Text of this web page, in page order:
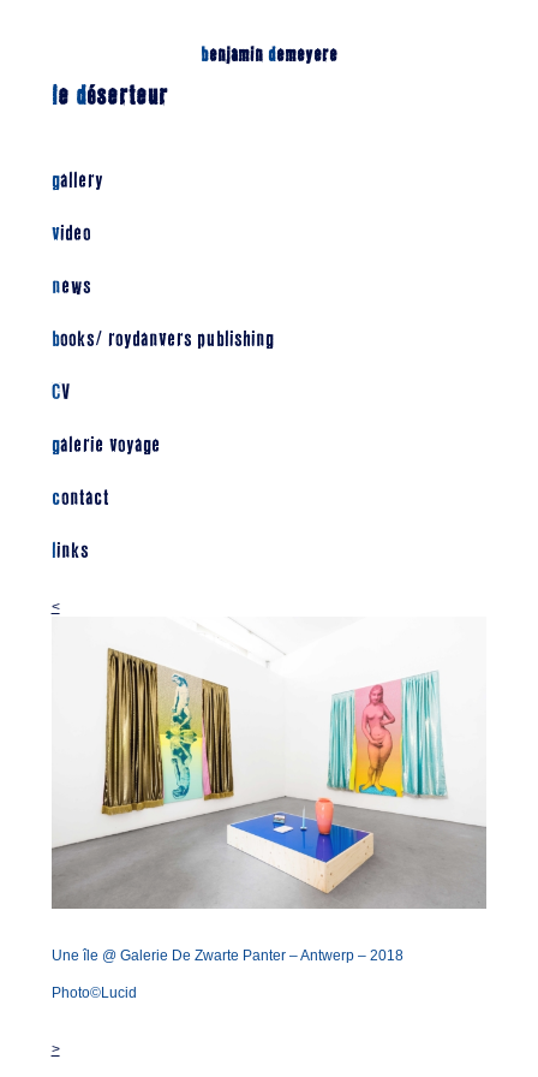
benjamin demeyere
le déserteur
gallery
video
news
books/ roydanvers publishing
CV
galerie voyage
contact
links
<
Une île @ Galerie De Zwarte Panter – Antwerp – 2018
Photo©Lucid
>